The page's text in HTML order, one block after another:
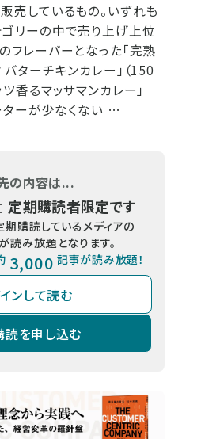
売しているもの。いずれも
リーの中で売り上げ上位
フレーバーとなった「完熟
ターチキンカレー」（150
ツ香るマッサマンカレー」
ターが少なくない …
の内容は...
定期購読者限定です
期購読しているメディアの
読み放題となります。
3,000 記事が読み放題！
ンして読む
読を申し込む